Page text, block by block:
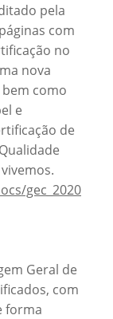
pela
com
no
nova
como
e
de
gec_2020
Geral de
com
forma